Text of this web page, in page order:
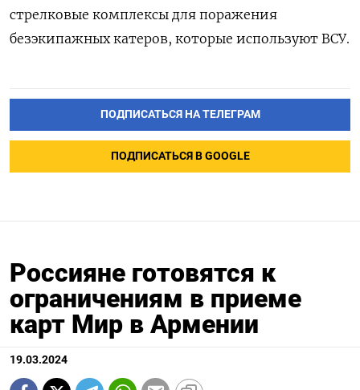
стрелковые комплексы для поражения
безэкипажных катеров, которые используют ВСУ.
ПОДПИСАТЬСЯ НА ТЕЛЕГРАМ
ПОДПИСАТЬСЯ В GOOGLE
Россияне готовятся к
ограничениям в приеме
карт Мир в Армении
19.03.2024